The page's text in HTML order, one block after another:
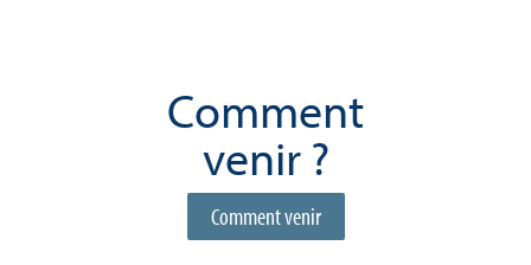
Comment
venir ?
Comment venir